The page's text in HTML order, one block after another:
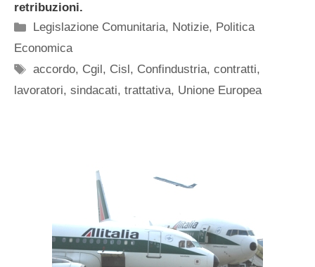
retribuzioni.
Categorie
Legislazione Comunitaria, Notizie, Politica
Economica
Tag
accordo, Cgil , Cisl , Confindustria,contratti,
lavoratori, sindacati, trattativa, Unione Europea